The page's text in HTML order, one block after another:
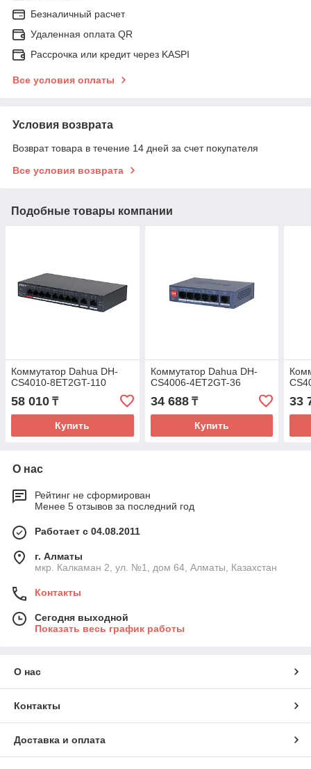
Безналичный расчет
Удаленная оплата QR
Рассрочка или кредит через KASPI
Все условия оплаты
Условия возврата
Возврат товара в течение 14 дней за счет покупателя
Все условия возврата
Подобные товары компании
Коммутатор Dahua DH-
CS4010-8ET2GT-110
58 010 ₸
Купить
Коммутатор Dahua DH-
CS4006-4ET2GT-36
34 688₸
Купить
33
О нас
Рейтинг не сформирован
Менее 5 отзывов за последний год
Работает с 04.08.2011
г. Алматы
мкр. Калкаман 2, ул. №1, дом 64, Алматы, Казахстан
Контакты
Сегодня выходной
Показать весь график работы
О нас
Контакты
Доставка и оплата